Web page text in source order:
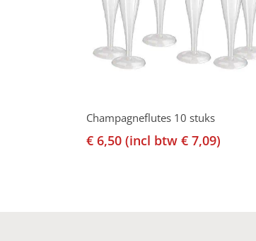
Toevoegen Aan Winkelwagen
Champagneflutes 10 stuks
€ 6,50 (incl btw € 7,09)